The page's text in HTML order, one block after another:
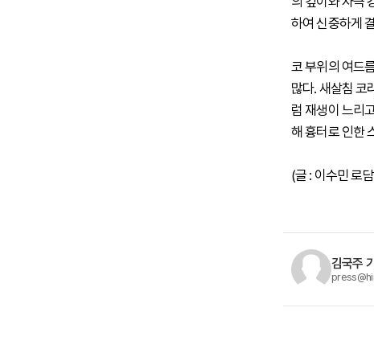
하여 신중하게
코 부위의 여드
많다. 새살침 코
럼 재생이 느리
해 흉터로 인한
(글 : 이수민 로
김국주